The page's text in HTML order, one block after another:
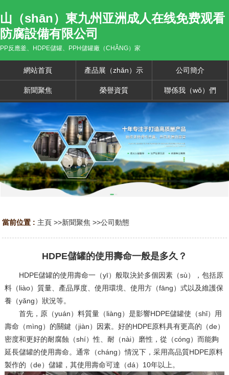
山（shān）東九州亚洲成人在线免费观看
防腐設備有限公司
PP反應釜、HDPE儲罐、PPH儲罐廠（CHǍNG）家
網站首頁 產品展（zhǎn）示 公司簡介
新聞聚焦 榮譽資質 聯係我（wǒ）們
當前位置 : 主頁 >>新聞聚焦 >>公司動態
HDPE儲罐的使用壽命一般是多久？
HDPE儲罐的使用壽命一（yī）般取決於多個因素（sù），包括原
料（liào）質量、產品厚度、使用環境、使用方（fāng）式以及維護保
養（yǎng）狀況等。
首先，原（yuán）料質量（liàng）是影響HDPE儲罐使（shǐ）用
壽命（mìng）的關鍵（jiàn）因素。好的HDPE原料具有更高的（de）
密度和更好的耐腐蝕（shí）性、耐（nài）磨性，從（cóng）而能夠
延長儲罐的使用壽命。通常（cháng）情況下，采用高品質HDPE原料
製作的（de）儲罐，其使用壽命可達（dá）10年以上。